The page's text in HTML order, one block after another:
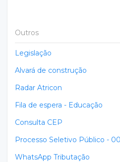
Outros
Legislação
Alvará de construção
Radar Atricon
Fila de espera - Educação
Consulta CEP
Processo Seletivo Público -
WhatsApp Tributação